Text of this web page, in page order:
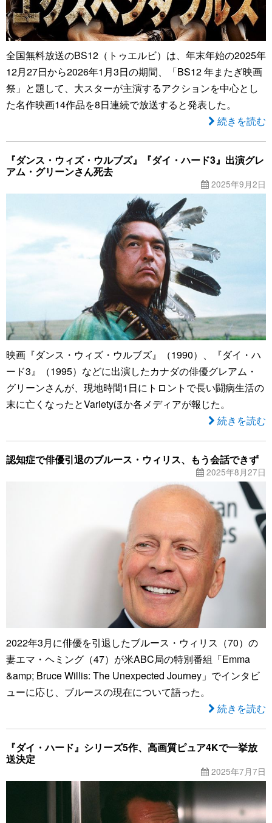
全国無料放送のBS12（トゥエルビ）は、年末年始の2025年
12月27日から2026年1月3日の期間、「BS12 年またぎ映画
祭」と題して、大スターが主演するアクションを中心とし
た名作映画14作品を8日連続で放送すると発表した。
続きを読む
『ダンス・ウィズ・ウルブズ』『ダイ・ハード3』出演グレ
アム・グリーンさん死去
2025年9月2日
映画『ダンス・ウィズ・ウルブズ』（1990）、『ダイ・ハ
ード3』（1995）などに出演したカナダの俳優グレアム・
グリーンさんが、現地時間1日にトロントで長い闘病生活の
末に亡くなったとVarietyほか各メディアが報じた。
続きを読む
認知症で俳優引退のブルース・ウィリス、もう会話できず
2025年8月27日
2022年3月に俳優を引退したブルース・ウィリス（70）の
妻エマ・ヘミング（47）が米ABC局の特別番組「Emma
&amp; Bruce Willis: The Unexpected Journey」でインタビ
ューに応じ、ブルースの現在について語った。
続きを読む
『ダイ・ハード』シリーズ5作、高画質ピュア4Kで一挙放
送決定
2025年7月7日